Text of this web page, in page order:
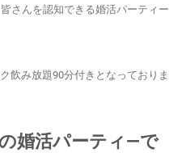
さんを認知できる婚活パーティー
飲み放題90分付きとなっておりま
婚活パーティ―で